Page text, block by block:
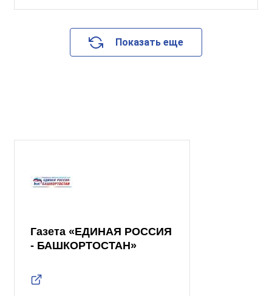
Показать еще
Газета «ЕДИНАЯ РОССИЯ
- БАШКОРТОСТАН»